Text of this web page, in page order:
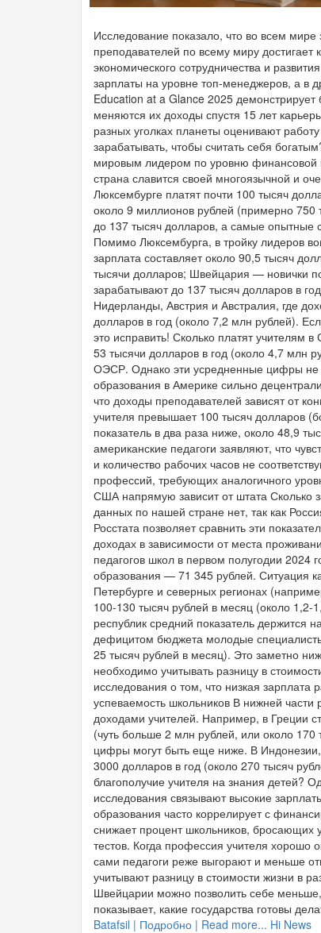
Исследование показало, что во всем
преподавателей по всему миру
экономического сотрудничества и
зарплаты на уровне топ-менеджеров, а в
Education at a Glance 2025 демонстрирует
меняются их доходы спустя 15 лет
разных уголках планеты оценивают
зарабатывать, чтобы считать себя
мировым лидером по уровню финансовой
страна славится своей многоязычной и
Люксембурге платят почти 100 тысяч
около 9 миллионов рублей (примерно 750
до 137 тысяч долларов, а самые опытные
Помимо Люксембурга, в тройку лидеров
зарплата составляет около 90,5 тысяч
тысячи долларов; Швейцария — новички
зарабатывают до 137 тысяч долларов в
Нидерланды, Австрия и Австралия, где
долларов в год (около 7,2 млн рублей).
это исправить! Сколько платят учителям
53 тысячи долларов в год (около 4,7 млн
ОЭСР. Однако эти усредненные цифры не
образования в Америке сильно
что доходы преподавателей зависят от
учителя превышает 100 тысяч долларов
показатель в два раза ниже, около 48,9
американские педагоги заявляют, что
и количество рабочих часов не
профессий, требующих аналогичного
США напрямую зависит от штата Сколько
данных по нашей стране нет, так как
Росстата позволяет сравнить эти
доходах в зависимости от места
педагогов школ в первом полугодии
образования — 71 345 рублей. Ситуация
Петербурге и северных регионах
100-130 тысяч рублей в месяц (около 1,2-
республик средний показатель держится
дефицитом бюджета молодые
25 тысяч рублей в месяц). Это заметно
необходимо учитывать разницу в
исследования о том, что низкая зарплата
успеваемость школьников В нижней
доходами учителей. Например, в Греции
(чуть больше 2 млн рублей, или около
цифры могут быть еще ниже. В
3000 долларов в год (около 270 тысяч
благополучие учителя на знания детей?
исследования связывают высокие
образования часто коррелирует с
снижает процент школьников, бросающих
тестов. Когда профессия учителя хорошо
сами педагоги реже выгорают и меньше
учитывают разницу в стоимости жизни в
Швейцарии можно позволить себе
показывает, какие государства готовы
Batafsil | Подробно | Read more... Hi News